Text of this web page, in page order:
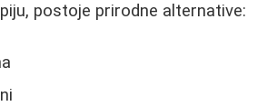
postoje prirodne alternative: